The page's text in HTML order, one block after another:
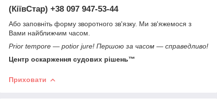
(КіївСтар) +38 097 947-53-44
Або заповніть форму зворотного зв'язку. Ми зв'яжемося з
Вами найближчим часом.
Prior tempore ― potior jure! Першою за часом — справедливо!
Центр оскарження судових рішень™
Приховати